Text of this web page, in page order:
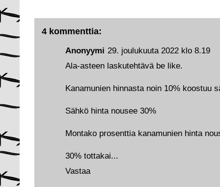
4 kommenttia:
Anonyymi 29. joulukuuta 2022 klo 8.19
Ala-asteen laskutehtävä be like.
Kanamunien hinnasta noin 10% koostuu
Sähkö hinta nousee 30%
Montako prosenttia kanamunien hinta
30% tottakai...
Vastaa